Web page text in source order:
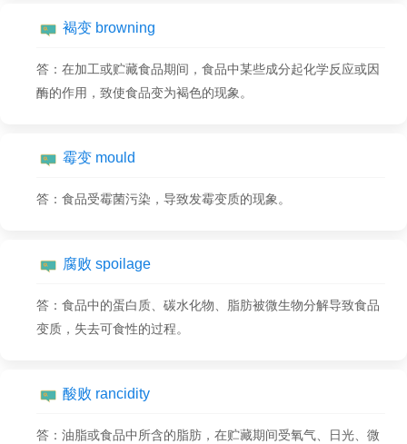
褐变 browning
答：在加工或贮藏食品期间，食品中某些成分起化学反应或因
酶的作用，致使食品变为褐色的现象。
霉变 mould
答：食品受霉菌污染，导致发霉变质的现象。
腐败 spoilage
答：食品中的蛋白质、碳水化物、脂肪被微生物分解导致食品
变质，失去可食性的过程。
酸败 rancidity
答：油脂或食品中所含的脂肪，在贮藏期间受氧气、日光、微